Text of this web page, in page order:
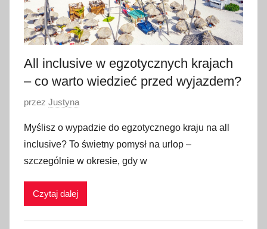
All inclusive w egzotycznych krajach
– co warto wiedzieć przed wyjazdem?
O
u
b
l
i
przez Justyna
Myślisz o wypadzie do egzotycznego kraju na all
inclusive? To świetny pomysł na urlop –
szczególnie w okresie, gdy w
Czytaj dalej